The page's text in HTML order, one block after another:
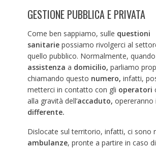
GESTIONE PUBBLICA E PRIVATA
Come ben sappiamo, sulle questioni
sanitariepossiamo rivolgerci al
quello pubblico. Normalmente,
assistenza a domicilio, parliamo
chiamando questo numero, infatti,
metterci in contatto con gli operatori
alla gravità dell’accaduto, opereranno
differente.
Dislocate sul territorio, infatti, ci sono
ambulanze, pronte a partire in caso di